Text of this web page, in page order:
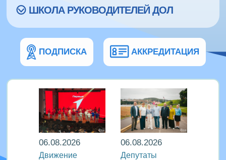
ШКОЛА РУКОВОДИТЕЛЕЙ ДОЛ
ПОДПИСКА АККРЕДИТАЦИЯ
в
06.08.2026
Движение
06.08.2026
Депутаты